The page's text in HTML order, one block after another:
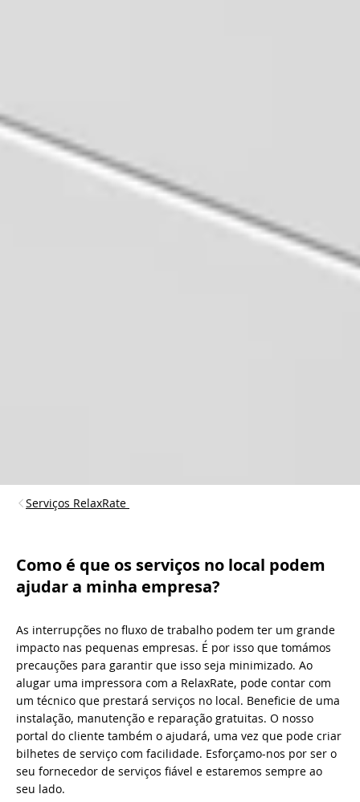
Serviços RelaxRate
Como é que os serviços no local podem
ajudar a minha empresa?
As interrupções no fluxo de trabalho podem ter um grande
impacto nas pequenas empresas. É por isso que tomámos
precauções para garantir que isso seja minimizado. Ao
alugar uma impressora com a RelaxRate, pode contar com
um técnico que prestará serviços no local. Beneficie de uma
instalação, manutenção e reparação gratuitas. O nosso
portal do cliente também o ajudará, uma vez que pode criar
bilhetes de serviço com facilidade. Esforçamo-nos por ser o
seu fornecedor de serviços fiável e estaremos sempre ao
seu lado.